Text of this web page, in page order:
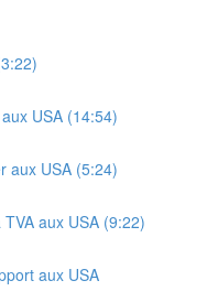
USA (14:54)
aux USA (5:24)
aux USA (9:22)
aux USA